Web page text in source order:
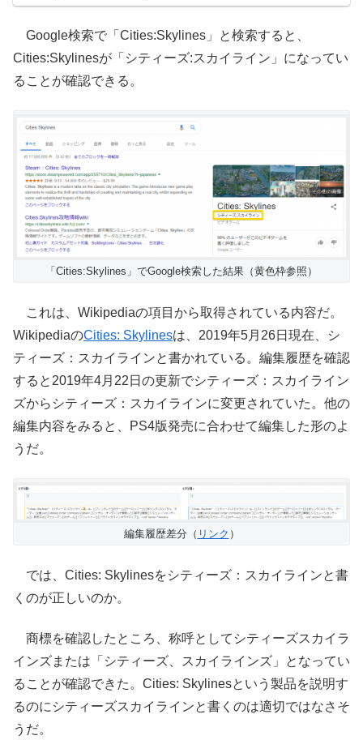
Google検索で「Cities:Skylines」と検索すると、
Cities:Skylinesが「シティーズ:スカイライン」になってい
ることが確認できる。
「Cities:Skylines」でGoogle検索した結果（黄色枠参照）
これは、Wikipediaの項目から取得されている内容だ。
WikipediaのCities: Skylinesは、2019年5月26日現在、シ
ティーズ：スカイラインと書かれている。編集履歴を確認
すると2019年4月22日の更新でシティーズ：スカイライン
ズからシティーズ：スカイラインに変更されていた。他の
編集内容をみると、PS4版発売に合わせて編集した形のよ
うだ。
編集履歴差分（ リンク ）
では、Cities: Skylinesをシティーズ：スカイラインと書
くのが正しいのか。
商標を確認したところ、称呼としてシティーズスカイラ
インズまたは「シティーズ、スカイラインズ」となってい
ることが確認できた。Cities: Skylinesという製品を説明す
るのにシティーズスカイラインと書くのは適切ではなさそ
うだ。